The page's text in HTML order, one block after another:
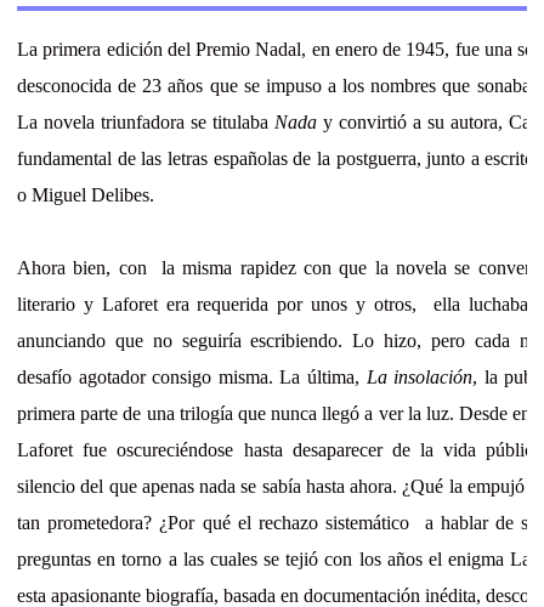
La primera edición del Premio Nadal, en enero de 1945, fue una
desconocida de 23 años que se impuso a los nombres que
La novela triunfadora se titulaba Nada y convirtió a su autora,
fundamental de las letras españolas de la postguerra, junto a
o Miguel Delibes.
Ahora bien, con la misma rapidez con que la novela se
literario y Laforet era requerida por unos y otros, ella luchaba
anunciando que no seguiría escribiendo. Lo hizo, pero cada
desafío agotador consigo misma. La última, La insolación, la
primera parte de una trilogía que nunca llegó a ver la luz. Desde
Laforet fue oscureciéndose hasta desaparecer de la vida
silencio del que apenas nada se sabía hasta ahora. ¿Qué la empujó
tan prometedora? ¿Por qué el rechazo sistemático a hablar de
preguntas en torno a las cuales se tejió con los años el enigma
esta apasionante biografía, basada en documentación inédita,